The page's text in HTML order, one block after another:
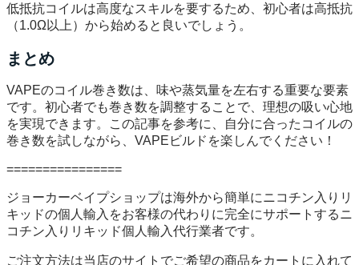
低抵抗コイルは高度なスキルを要するため、初心者は高抵抗
（1.0Ω以上）から始めると良いでしょう。
まとめ
VAPEのコイル巻き数は、味や蒸気量を左右する重要な要素
です。初心者でも巻き数を調整することで、理想の吸い心地
を実現できます。この記事を参考に、自分に合ったコイルの
巻き数を試しながら、VAPEビルドを楽しんでください！
================
ジョーカーベイプショップは海外から簡単にニコチン入りリ
キッドの個人輸入をお客様の代わりに完全にサポートするニ
コチン入りリキッド個人輸入代行業者です。
ご注文方法は当店のサイトでご希望の商品をカートに入れて